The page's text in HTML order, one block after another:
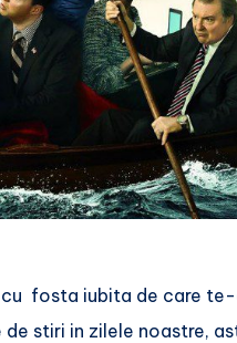
fosta iubita de care
stiri in zilele noastre,